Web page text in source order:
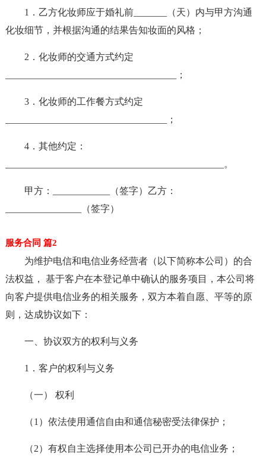
1．乙方化妆师应于婚礼前_______（天）内与甲方沟通
化妆细节，并根据沟通的结果告知妆面的风格；
2．化妆师的交通方式约定
____________________________________；
3．化妆师的工作餐方式约定
__________________________________；
4．其他约定：
______________________________________________。
甲方：____________（签字）乙方：
________________（签字）
服务合同 篇2
为维护电信和电信业务经营者（以下简称本公司）的合
法权益， 基于客户在本登记单中确认的服务项目，本公司将
向客户提供电信业务的相关服务，双方本着自愿、平等的原
则，达成协议如下：
一、协议双方的权利与义务
1．客户的权利与义务
（一） 权利
（1）依法使用通信自由和通信秘密受法律保护；
（2）有权自主选择使用本公司已开办的电信业务；